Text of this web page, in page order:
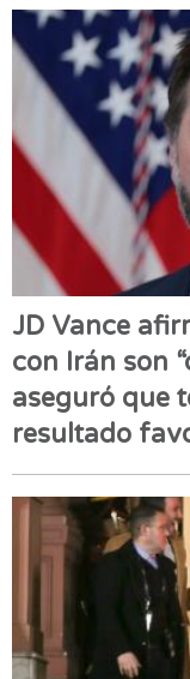
JD Vance
con Irán son
aseguró que
resultado